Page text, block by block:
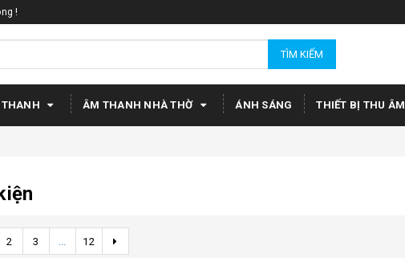
!
TÌM KIẾM
ÂM THANH NHÀ THỜ ÁNH SÁNG THIẾT BỊ THU ÂM
2 3 ... 12